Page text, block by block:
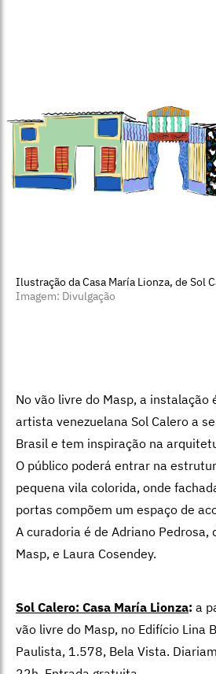
Ilustração da Casa María Lionza, de Sol
Imagem: Divulgação
No vão livre do Masp, a instalação
artista venezuelana Sol Calero a
Brasil e tem inspiração na
O público poderá entrar na
pequena vila colorida, onde
portas compõem um espaço de
A curadoria é de Adriano
Masp, e Laura Cosendey.
Sol Calero: Casa María Lionza: a
vão livre do Masp, no Edifício Lina
Paulista, 1.578, Bela Vista.